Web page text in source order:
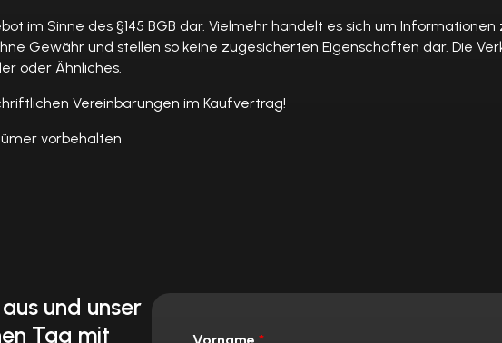
im Sinne des §145 BGB dar. Vielmehr handelt es sich um
Gewähr und stellen so keine zugesicherten Eigenschaften dar. Die
oder Ähnliches.
Vereinbarungen im Kaufvertrag!
vorbehalten
und unser
Tag mit